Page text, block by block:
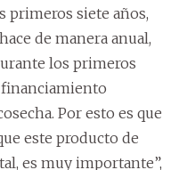
primeros siete años,
de manera anual,
los primeros
financiamiento
Por esto es que
este producto de
es muy importante”,